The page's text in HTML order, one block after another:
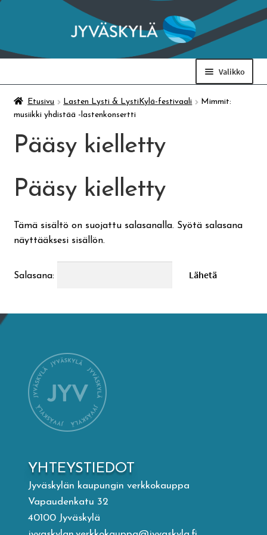
Siirry
navigointiin
Siirry
sisältöön
Valikko
Taidemuseo & Ratamo
Suomen käsityön museo
Ateria- ja välipalamaksut
Kirjasto
Visit Jyvaskyla Region
Valon Kaupunki
Lasten Lysti & LystiKylä-festivaali
Ohje
Etusivu Lasten Lysti & LystiKylä-festivaali
Mimmit:
musiikki yhdistää -lastenkonsertti
Pääsy kielletty
Pääsy kielletty
Tämä sisältö on suojattu salasanalla. Syötä salasana
näyttääksesi sisällön.
Salasana:
YHTEYSTIEDOT
Jyväskylän kaupungin verkkokauppa
Vapaudenkatu 32
40100 Jyväskylä